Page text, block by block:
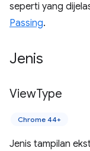
seperti yang
Passing.
Jenis
ViewType
Chrome 44+
Jenis tampilan